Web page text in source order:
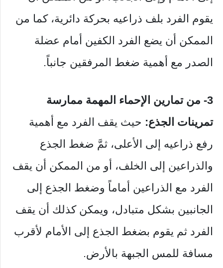
يقوم الفرد بلف ذراعيه بحركة دائرية، كما من
الممكن أن يضع الفرد الكفين أمام عضلة
الصدر مع أهمية ضغط المرفقين جانباً.
3- من تمارين الإحماء المهمة ممارسة
تمرينات الجذع: حيث يقف الفرد مع أهمية
رفع ذراعيه إلى الأعلى، ثمَّ ضغط الجذع
والذراعين إلى الخلف، أو من الممكن أن يقف
الفرد مع الذراعين أماماً وضغط الجذع إلى
الجانبين بشكل متبادل، ويمكن كذلك أن يقف
الفرد ثم يقوم بضغط الجذع إلى الأمام لأقرب
مسافة للمس الجبهة بالأرض.